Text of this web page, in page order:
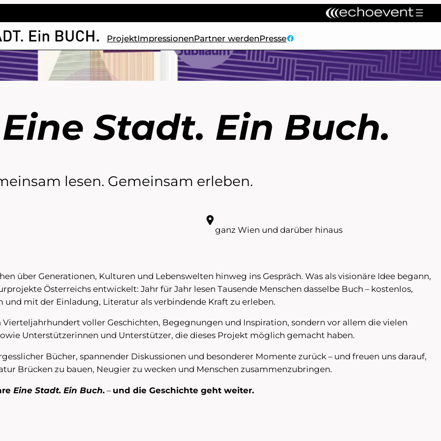
ProjektImpressionenPartner werdenPressefacebook
Eine Stadt. Ein Buch.
lesen. Gemeinsam erleben.
ganz Wien und darüber hinaus
über Generationen, Kulturen und Lebenswelten hinweg ins Gespräch. Was als visionäre Idee begann,
Österreichs entwickelt: Jahr für Jahr lesen Tausende Menschen dasselbe Buch – kostenlos,
und mit der Einladung, Literatur als verbindende Kraft zu erleben.
voller Geschichten, Begegnungen und Inspiration, sondern vor allem die vielen
Unterstützerinnen und Unterstützer, die dieses Projekt möglich gemacht haben.
Bücher, spannender Diskussionen und besonderer Momente zurück – und freuen uns darauf,
Brücken zu bauen, Neugier zu wecken und Menschen zusammenzubringen.
Eine Stadt. Ein Buch. – und die Geschichte geht weiter.